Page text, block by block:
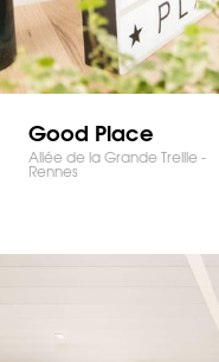
Good Place
Allée de la Grande Treille -
Rennes